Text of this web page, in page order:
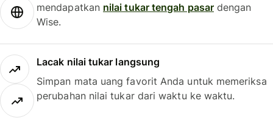
mendapatkan nilai tukar tengah pasardengan
Wise.
Lacak nilai tukar langsung
Simpan mata uang favorit Anda untuk memeriksa
perubahan nilai tukar dari waktu ke waktu.